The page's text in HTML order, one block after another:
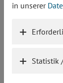
in unserer
Statistik